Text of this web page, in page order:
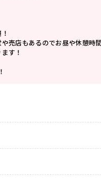
売店もあるのでお昼や休憩時
す！